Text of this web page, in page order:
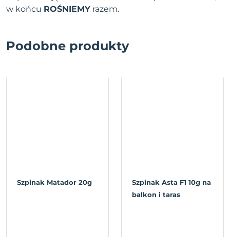
w końcu ROŚNIEMY razem.
Podobne produkty
Szpinak Matador 20g
Szpinak Asta F1 10g na
balkon i taras